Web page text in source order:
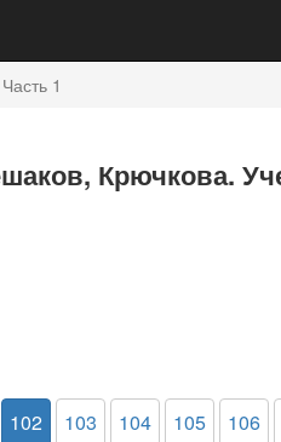
1
Крючкова.
102 103 104 105 106